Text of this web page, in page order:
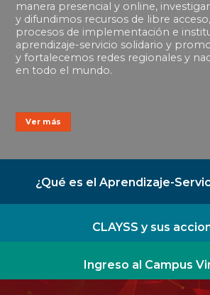
manera presencial y online,
y difundimos recursos de libre
procesos de implementación e
aprendizaje-servicio solidario y
y fortalecemos redes regionales y
en todo el mundo.
Ver más
¿Qué es el Aprendizaje-
CLAYSS y sus
Ingreso al Campus